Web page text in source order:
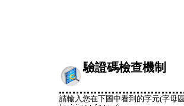
驗證碼檢查機制
請輸入您在下圖中看到的字元(字母